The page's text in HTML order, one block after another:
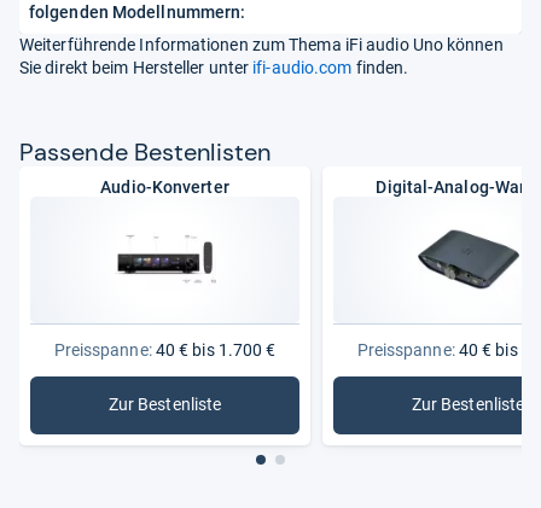
folgenden Modellnummern:
Weiterführende Informationen zum Thema iFi audio Uno können
Sie direkt beim Hersteller unter ifi-audio.com finden.
Pas­sende Bes­ten­lis­ten
Audio-Konverter
Preisspanne:40 € bis 1.700 €
Zur Bestenliste: Audio-Konverter
Digital-Analog-
Preisspanne:40 € bis
Zur Bestenliste
: Digital-